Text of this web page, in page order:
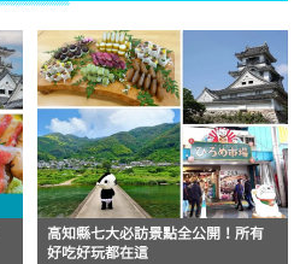
高知縣七大必訪景點全公開！所有
好吃好玩都在這